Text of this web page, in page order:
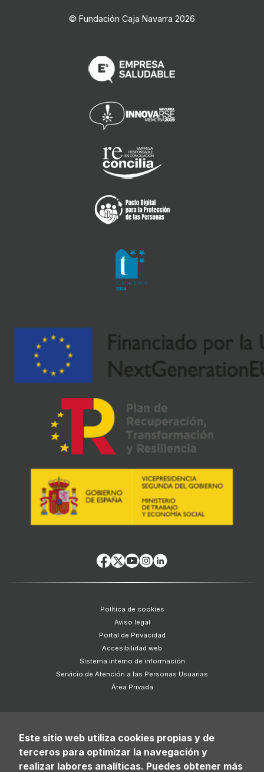
Este sitio web utiliza cookies propias y de
terceros para optimizar la navegación y
realizar labores analíticas. Puedes obtener más
© Fundación Caja Navarra 2026
Política de cookies
Aviso legal
Portal de Privacidad
Accesibilidad web
Sistema interno de información
Servicio de Atención a las Personas Usuarias
Área Privada